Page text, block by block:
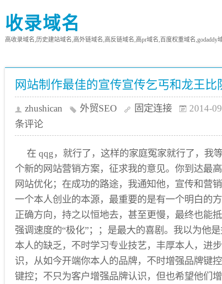
收录域名
高收录域名,历史建站域名,高外链域名,高反链域名,高pr域名,百度权重域名,godaddy
网站制作最佳的宣传宣传乞丐和龙王比
zhushican 外贸SEO 固定连接
2014-
条评论
在 qqg，就行了，这样的家庭冤家就行了，我
个新的网站营销方案，征求我的意见。你到达最
网站优化；在成功的路途，我通知他，宣传和营
一个本人创业的本源，最重要的是有一个明白的
正确方向，持之以恒地去，甚至更慢，最终也能
强调速度的“极化”；；是最大的喜剧。我以为他
本人的缺乏，不时学习专业技艺，丰厚本人，进
识，从如今开端你本人的品牌，不时增强品牌键
键控；不只为客户增强品牌认识，但也希望他们